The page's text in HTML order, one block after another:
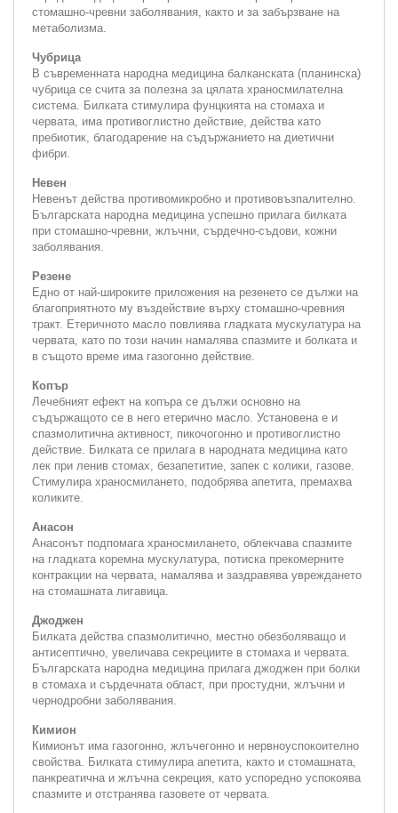
стомашно-чревни заболявания, както и за забързване на
метаболизма.
Чубрица
В съвременната народна медицина балканската (планинска)
чубрица се счита за полезна за цялата храносмилателна
система. Билката стимулира фунцкията на стомаха и
червата, има противоглистно действие, действа като
пребиотик, благодарение на съдържанието на диетични
фибри.
Невен
Невенът действа противомикробно и противовъзпалително.
Българската народна медицина успешно прилага билката
при стомашно-чревни, жлъчни, сърдечно-съдови, кожни
заболявания.
Резене
Едно от най-широките приложения на резенето се дължи на
благоприятното му въздействие върху стомашно-чревния
тракт. Етеричното масло повлиява гладката мускулатура на
червата, като по този начин намалява спазмите и болката и
в същото време има газогонно действие.
Копър
Лечебният ефект на копъра се дължи основно на
съдържащото се в него етерично масло. Установена е и
спазмолитична активност, пикочогонно и противоглистно
действие. Билката се прилага в народната медицина като
лек при ленив стомах, безапетитие, запек с колики, газове.
Стимулира храносмилането, подобрява апетита, премахва
коликите.
Анасон
Анасонът подпомага храносмилането, облекчава спазмите
на гладката коремна мускулатура, потиска прекомерните
контракции на червата, намалява и заздравява увреждането
на стомашната лигавица.
Джоджен
Билката действа спазмолитично, местно обезболяващо и
антисептично, увеличава секрециите в стомаха и червата.
Българската народна медицина прилага джоджен при болки
в стомаха и сърдечната област, при простудни, жлъчни и
чернодробни заболявания.
Кимион
Кимионът има газогонно, жлъчегонно и нервноуспокоително
свойства. Билката стимулира апетита, както и стомашната,
панкреатична и жлъчна секреция, като успоредно успокоява
спазмите и отстранява газовете от червата.